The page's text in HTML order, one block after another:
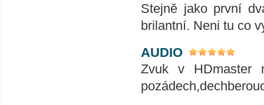
Stejně jako první
brilantní. Neni tu co
AUDIO
Zvuk v HDmaster